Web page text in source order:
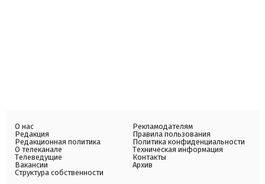
О нас
Редакция
Редакционная политика
О телеканале
Телеведущие
Вакансии
Структура собственности
Рекламодателям
Правила пользования
Политика конфиденциальности
Техническая информация
Контакты
Архив